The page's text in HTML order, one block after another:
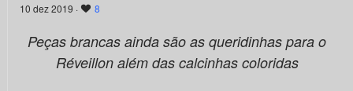
10 dez 2019 · 8
Peças brancas ainda são as queridinhas para o
Réveillon além das calcinhas coloridas